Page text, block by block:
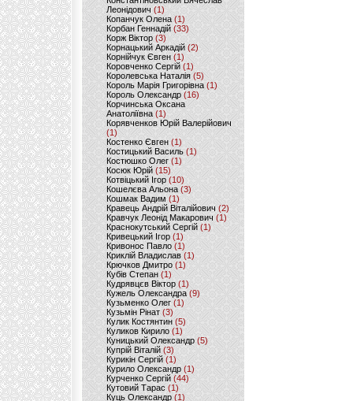
Леонідович (1)
Копанчук Олена (1)
Корбан Геннадій (33)
Корж Віктор (3)
Корнацький Аркадій (2)
Корнійчук Євген (1)
Коровченко Сергій (1)
Королевська Наталія(5)
Король Марія Григорівна (1)
Король Олександр (16)
Корчинська Оксана
Анатоліївна (1)
Корявченков Юрій Валерійович
(1)
Костенко Євген (1)
Костицький Василь (1)
Костюшко Олег (1)
Косюк Юрій (15)
Котвіцький Ігор (10)
Кошелєва Альона(3)
Кошмак Вадим (1)
Кравець Андрій Віталійович (2)
Кравчук Леонід Макарович (1)
Краснокутський Сергій (1)
Кривецький Ігор (1)
Кривонос Павло (1)
Криклій Владислав (1)
Крючков Дмитро(1)
Кубів Степан(1)
Кудрявцєв Віктор (1)
Кужель Олександра (9)
Кузьменко Олег (1)
Кузьмін Рінат(3)
Кулик Костянтин(5)
Куликов Кирило (1)
Куницький Олександр (5)
Купрій Віталій (3)
Курикін Сергій(1)
Курило Олександр (1)
Курченко Сергій (44)
Кутовий Тарас (1)
Куць Олександр (1)